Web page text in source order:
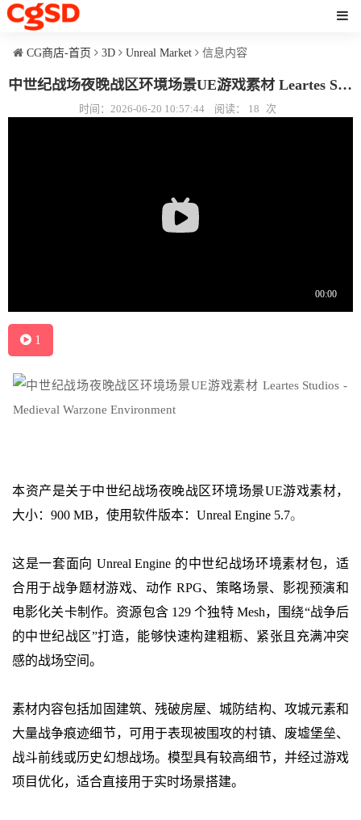
CG商店-首页 3D Unreal Market 信息内容
中世纪战场夜晚战区环境场景UE游戏素材 Leartes Studios - Medieval Warzone Environment
时间：2026-06-20 10:57:44 阅读： 18 次
1
本资产是关于中世纪战场夜晚战区环境场景UE游戏素材，
大小：900 MB，使用软件版本：Unreal Engine 5.7。
这是一套面向 Unreal Engine 的中世纪战场环境素材包，适
合用于战争题材游戏、动作 RPG、策略场景、影视预演和
电影化关卡制作。资源包含 129 个独特 Mesh，围绕“战争后
的中世纪战区”打造，能够快速构建粗粝、紧张且充满冲突
感的战场空间。
素材内容包括加固建筑、残破房屋、城防结构、攻城元素和
大量战争痕迹细节，可用于表现被围攻的村镇、废墟堡垒、
战斗前线或历史幻想战场。模型具有较高细节，并经过游戏
项目优化，适合直接用于实时场景搭建。